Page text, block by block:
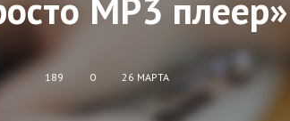
MP3 плеер»
189 0 26 МАРТА